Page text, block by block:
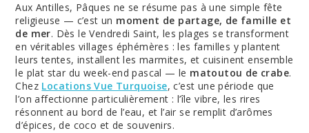
Aux Antilles, Pâques ne se résume pas à une simple fête
religieuse — c’est un moment de partage, de famille et
de mer. Dès le Vendredi Saint, les plages se transforment
en véritables villages éphémères : les familles y plantent
leurs tentes, installent les marmites, et cuisinent ensemble
le plat star du week-end pascal — le matoutou de crabe.
Chez Locations Vue Turquoise, c’est une période que
l’on affectionne particulièrement : l’île vibre, les rires
résonnent au bord de l’eau, et l’air se remplit d’arômes
d’épices, de coco et de souvenirs.